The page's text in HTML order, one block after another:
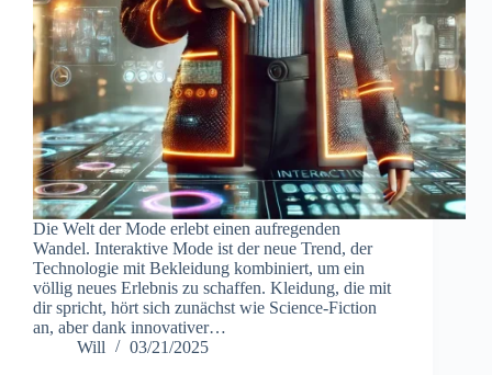
Die Welt der Mode erlebt einen aufregenden
Wandel. Interaktive Mode ist der neue Trend, der
Technologie mit Bekleidung kombiniert, um ein
völlig neues Erlebnis zu schaffen. Kleidung, die mit
dir spricht, hört sich zunächst wie Science-Fiction
an, aber dank innovativer…
Will
03/21/2025